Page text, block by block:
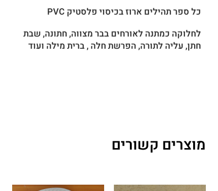
כל ספר תהילים ארוז בכיסוי פלסטיק PVC
לחלוקה כמתנה לאורחים בבר מצווה, חתונה, שבת
חתן, עליה לתורה, הפרשת חלה , ברית מילה ועוד
מוצרים קשורים